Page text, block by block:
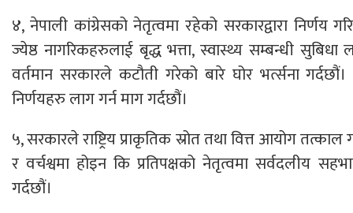
४, नेपाली कांग्रेसको नेतृत्वमा रहेको सरकारद्वारा निर्णय
ज्येष्ठ नागरिकहरुलाई बृद्ध भत्ता, स्वास्थ्य सम्बन्धी
वर्तमान सरकारले कटौती गरेको बारे घोर भर्त्सना
निर्णयहरु लाग गर्न माग गर्दछौं।
५, सरकारले राष्ट्रिय प्राकृतिक स्रोत तथा वित्त आयोग
र वर्चश्वमा होइन कि प्रतिपक्षको नेतृत्वमा सर्वदलीय
गर्दछौं।